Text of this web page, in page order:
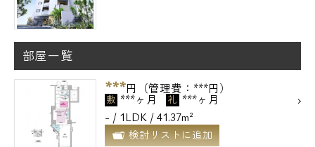
部屋一覧
***円（管理費：***円）
敷 ***ヶ月 礼 ***ヶ月
- / 1LDK / 41.37m²
検討リストに追加